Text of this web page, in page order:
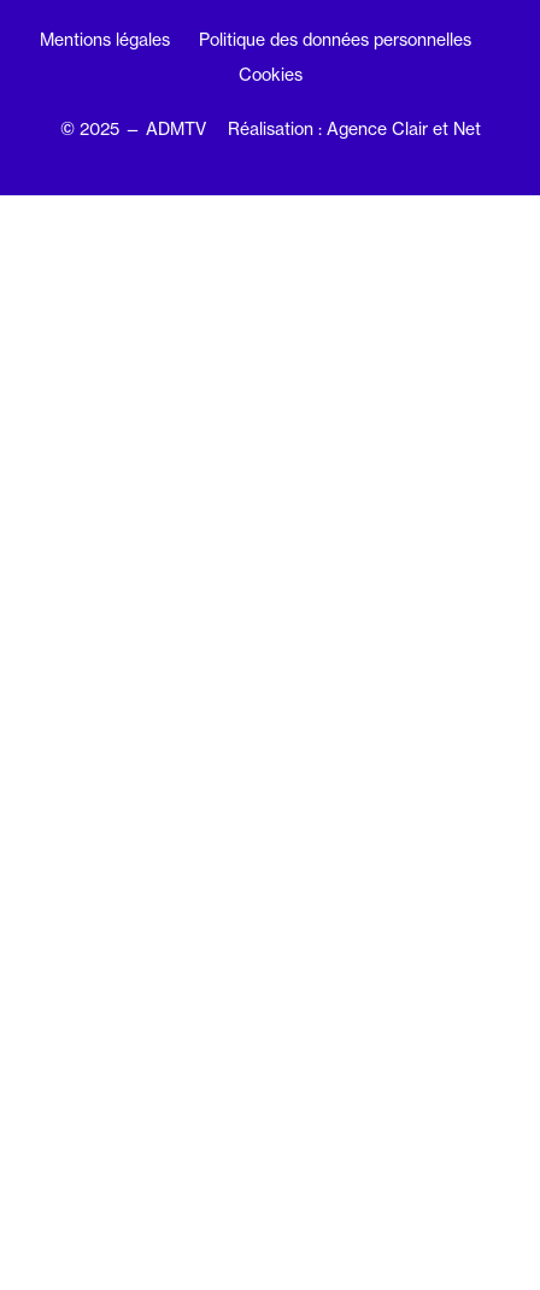
Mentions légales
Politique des données personnelles
Cookies
© 2025 — ADMTV Réalisation : Agence Clair et Net